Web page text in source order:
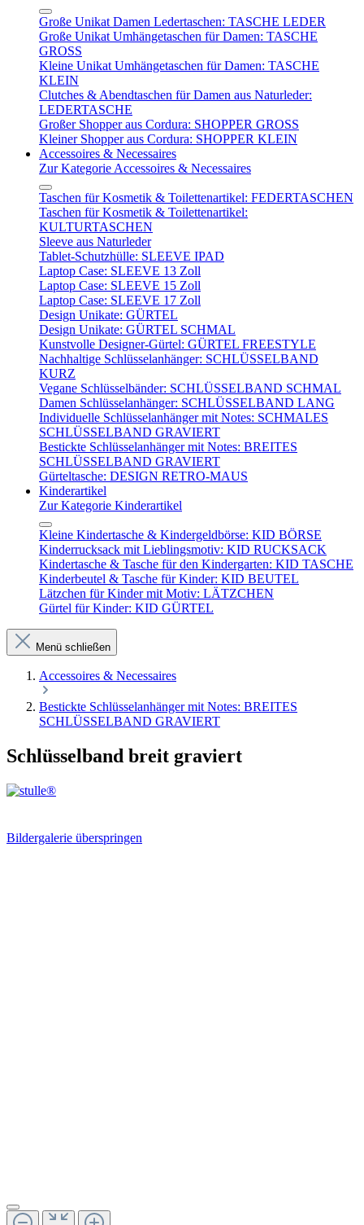
Große Unikat Damen Ledertaschen: TASCHE LEDER
Große Unikat Umhängetaschen für Damen: TASCHE
GROSS
Kleine Unikat Umhängetaschen für Damen: TASCHE
KLEIN
Clutches & Abendtaschen für Damen aus Naturleder:
LEDERTASCHE
Großer Shopper aus Cordura: SHOPPER GROSS
Kleiner Shopper aus Cordura: SHOPPER KLEIN
Accessoires & Necessaires
Zur Kategorie Accessoires & Necessaires
Taschen für Kosmetik & Toilettenartikel: FEDERTASCHEN
Taschen für Kosmetik & Toilettenartikel:
KULTURTASCHEN
Sleeve aus Naturleder
Tablet-Schutzhülle: SLEEVE IPAD
Laptop Case: SLEEVE 13 Zoll
Laptop Case: SLEEVE 15 Zoll
Laptop Case: SLEEVE 17 Zoll
Design Unikate: GÜRTEL
Design Unikate: GÜRTEL SCHMAL
Kunstvolle Designer-Gürtel: GÜRTEL FREESTYLE
Nachhaltige Schlüsselanhänger: SCHLÜSSELBAND
KURZ
Vegane Schlüsselbänder: SCHLÜSSELBAND SCHMAL
Damen Schlüsselanhänger: SCHLÜSSELBAND LANG
Individuelle Schlüsselanhänger mit Notes: SCHMALES
SCHLÜSSELBAND GRAVIERT
Bestickte Schlüsselanhänger mit Notes: BREITES
SCHLÜSSELBAND GRAVIERT
Gürteltasche: DESIGN RETRO-MAUS
Kinderartikel
Zur Kategorie Kinderartikel
Kleine Kindertasche & Kindergeldbörse: KID BÖRSE
Kinderrucksack mit Lieblingsmotiv: KID RUCKSACK
Kindertasche & Tasche für den Kindergarten: KID TASCHE
Kinderbeutel & Tasche für Kinder: KID BEUTEL
Lätzchen für Kinder mit Motiv: LÄTZCHEN
Gürtel für Kinder: KID GÜRTEL
Menü schließen
Accessoires & Necessaires
Bestickte Schlüsselanhänger mit Notes: BREITES
SCHLÜSSELBAND GRAVIERT
Schlüsselband breit graviert
Bildergalerie überspringen